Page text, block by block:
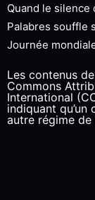
Quand le silence
Palabres souffle
Journée
Les contenus
Commons
International
indiquant
autre régime